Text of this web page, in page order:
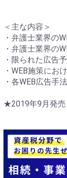
＜主な内容＞
・弁護士業界の
・弁護士業界の
・限られた広告
・WEB施策にお
・各WEB広告手
★2019年9月発